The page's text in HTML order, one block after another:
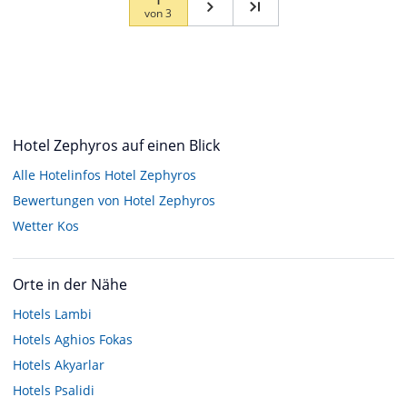
von3
Hotel Zephyros auf einen Blick
Alle Hotelinfos Hotel Zephyros
Bewertungen von Hotel Zephyros
Wetter Kos
Orte in der Nähe
Hotels Lambi
Hotels Aghios Fokas
Hotels Akyarlar
Hotels Psalidi